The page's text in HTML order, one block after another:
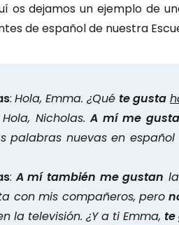
os dejamos un ejemplo de
de español de nuestra
: Hola, Emma. ¿Qué te gusta
Hola, Nicholas.A mí me gusta
palabras nuevas en español
:A mí también me gustan
con mis compañeros, pero
la televisión. ¿Y a ti Emma, te